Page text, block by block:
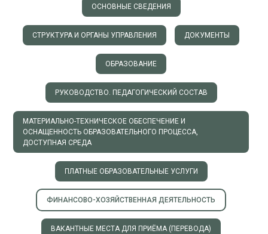
ОСНОВНЫЕ СВЕДЕНИЯ
СТРУКТУРА И ОРГАНЫ УПРАВЛЕНИЯ ДОКУМЕНТЫ
ОБРАЗОВАНИЕ
РУКОВОДСТВО. ПЕДАГОГИЧЕСКИЙ СОСТАВ
МАТЕРИАЛЬНО-ТЕХНИЧЕСКОЕ ОБЕСПЕЧЕНИЕ И
ОСНАЩЕННОСТЬ ОБРАЗОВАТЕЛЬНОГО ПРОЦЕССА,
ДОСТУПНАЯ СРЕДА
ПЛАТНЫЕ ОБРАЗОВАТЕЛЬНЫЕ УСЛУГИ
ФИНАНСОВО-ХОЗЯЙСТВЕННАЯ ДЕЯТЕЛЬНОСТЬ
ВАКАНТНЫЕ МЕСТА ДЛЯ ПРИЁМА (ПЕРЕВОДА)